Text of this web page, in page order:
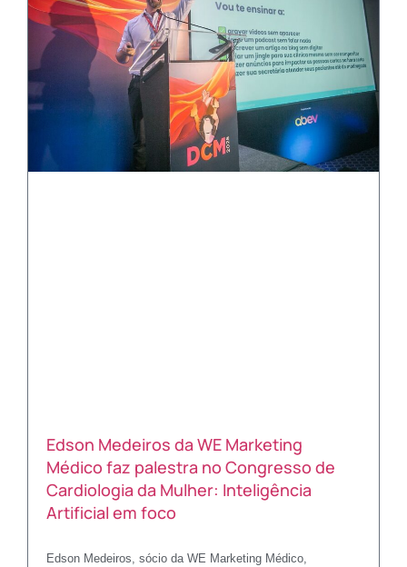
Edson Medeiros da WE Marketing
Médico faz palestra no Congresso de
Cardiologia da Mulher: Inteligência
Artificial em foco
Edson Medeiros, sócio da WE Marketing Médico,